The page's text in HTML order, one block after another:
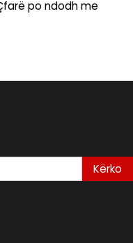
po ndodh me